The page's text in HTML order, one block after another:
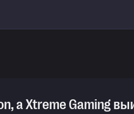
а Xtreme Gaming